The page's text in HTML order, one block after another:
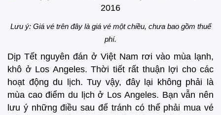
Lưu ý: Giá vé trên đây là giá vé một chiều, chưa bao gồm thuế
phí.
Dịp Tết nguyên đán ở Việt Nam rơi vào mùa lạnh,
khô ở Los Angeles. Thời tiết rất thuận lợi cho các
hoạt động du lịch. Tuy vậy, đây lại không phải là
mùa cao điểm du lịch ở Los Angeles. Bạn vẫn nên
lưu ý những điều sau để tránh có thể phải mua vé